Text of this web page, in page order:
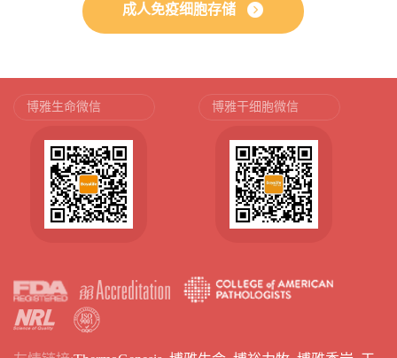
成人免疫细胞存储
博雅生命微信 博雅干细胞微信